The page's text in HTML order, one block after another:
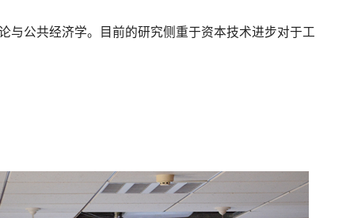
与公共经济学。目前的研究侧重于资本技术进步对于工